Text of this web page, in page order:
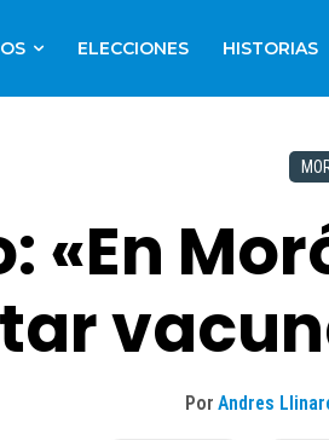
ELECCIONES HISTORIAS
«En
Por Andres